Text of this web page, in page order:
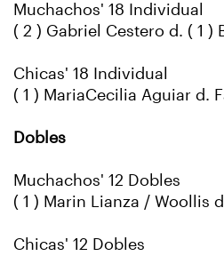
Muchachos' 18 Individual
( 2 ) Gabriel Cestero d. ( 1 )
Chicas' 18 Individual
( 1 ) MariaCecilia Aguiar d.
Dobles
Muchachos' 12 Dobles
( 1 ) Marin Lianza / Woollis
Chicas' 12 Dobles